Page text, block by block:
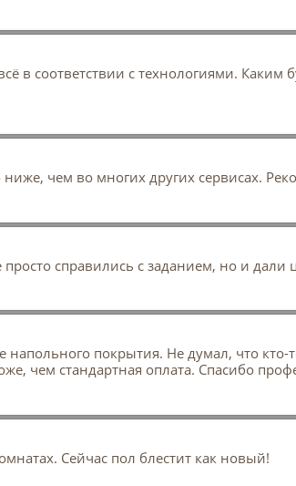
в соответствии с технологиями. Каким
чем во многих других сервисах.
справились с заданием, но и
покрытия. Не думал, что кто-
чем стандартная оплата. Спасибо
Сейчас пол блестит как новый!